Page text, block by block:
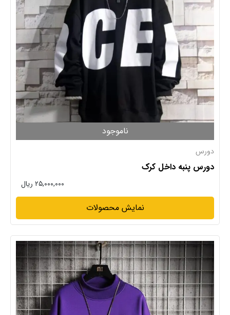
ناموجود
دورس
دورس پنبه داخل کرک
۲۵,۰۰۰,۰۰۰ ریال
نمایش محصولات